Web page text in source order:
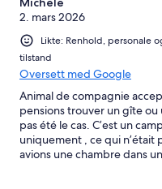
2. mars 2026
Likte: Renhold, personale
tilstand
Oversett med Google
Animal de compagnie
pensions trouver un gîte ou
pas été le cas. C’est un
uniquement , ce qui n’était
avions une chambre dans